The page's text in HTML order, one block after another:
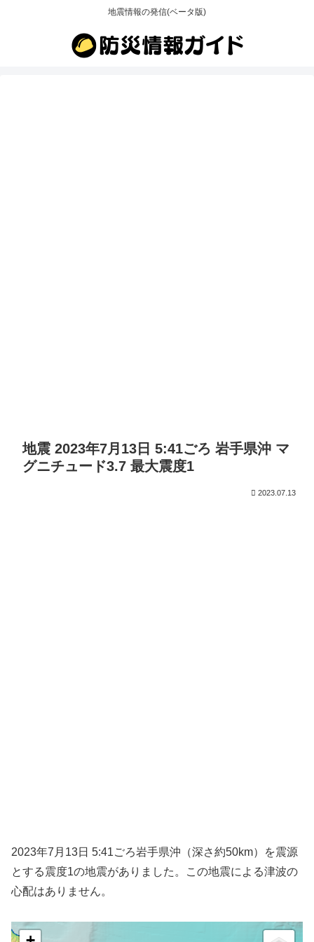
地震情報の発信(ベータ版)
地震 2023年7月13日 5:41ごろ 岩手県沖 マ
グニチュード3.7 最大震度1
2023.07.13
2023年7月13日 5:41ごろ岩手県沖（深さ約50km）を震源
とする震度1の地震がありました。この地震による津波の
心配はありません。